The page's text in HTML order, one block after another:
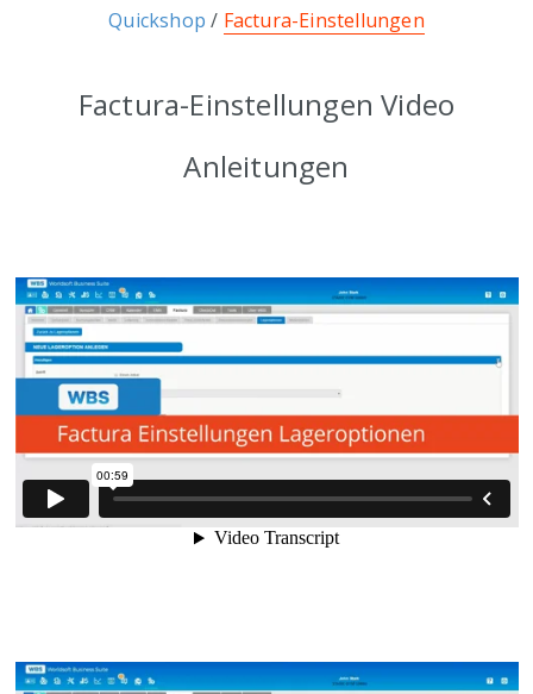
Quickshop / Factura-Einstellungen
Factura-Einstellungen Video
Anleitungen